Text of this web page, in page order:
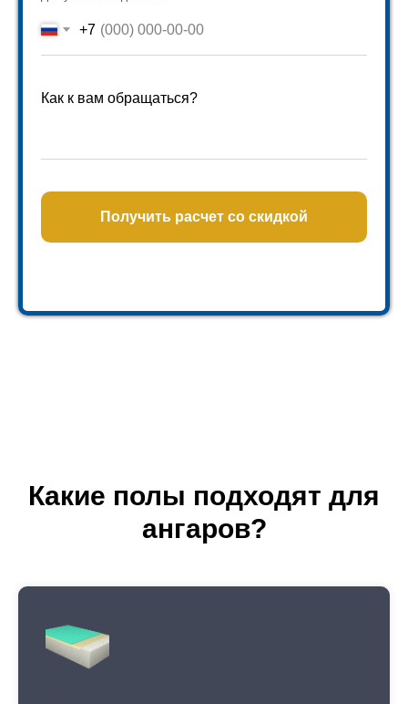
+7
Как к вам обращаться?
Получить расчет со скидкой
Какие полы подходят для
ангаров?